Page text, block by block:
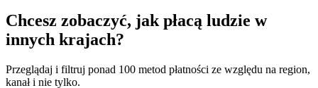
Chcesz zobaczyć, jak płacą ludzie w
innych krajach?
Przeglądaj i filtruj ponad 100 metod płatności ze względu na region,
kanał i nie tylko.